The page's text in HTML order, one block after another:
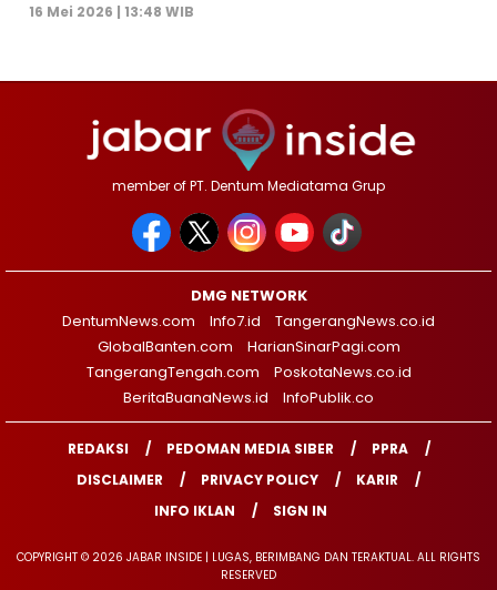
16 Mei 2026 | 13:48 WIB
member of PT. Dentum Mediatama Grup
DMG NETWORK
DentumNews.com
Info7.id
TangerangNews.co.id
GlobalBanten.com
HarianSinarPagi.com
TangerangTengah.com
PoskotaNews.co.id
BeritaBuanaNews.id
InfoPublik.co
REDAKSI PEDOMAN MEDIA SIBER
PPRA
DISCLAIMER
PRIVACY POLICY
KARIR
INFO IKLAN
SIGN IN
COPYRIGHT © 2026 JABAR INSIDE | LUGAS, BERIMBANG DAN TERAKTUAL. ALL RIGHTS
RESERVED